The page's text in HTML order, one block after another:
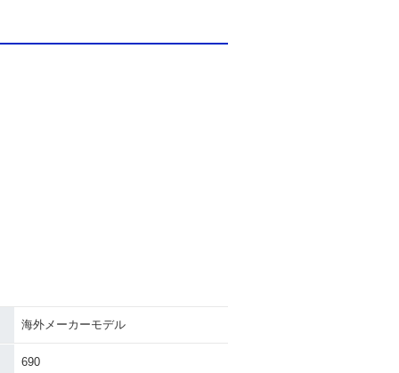
海外メーカーモデル
690